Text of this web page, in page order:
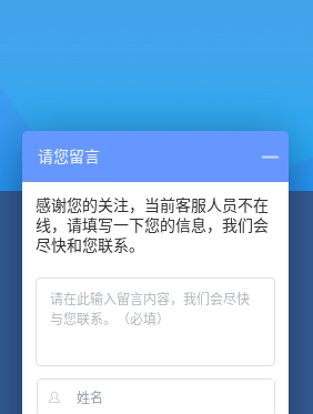
产品
电子印章
请您留言
感谢您的关注，当前客服人员不在
线，请填写一下您的信息，我们会
尽快和您联系。